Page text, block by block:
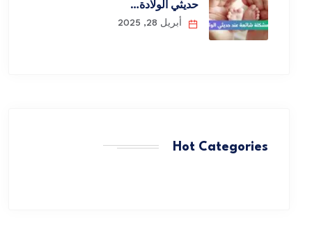
حديثي الولادة…
أبريل 28, 2025
Hot Categories